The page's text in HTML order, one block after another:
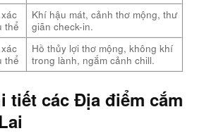
thể
Khí hậu mát, cảnh thơ mộng, thư
giãn check-in.
thể
Hồ thủy lợi thơ mộng, không khí
trong lành, ngắm cảnh chill.
tiết các Địa điểm cắm